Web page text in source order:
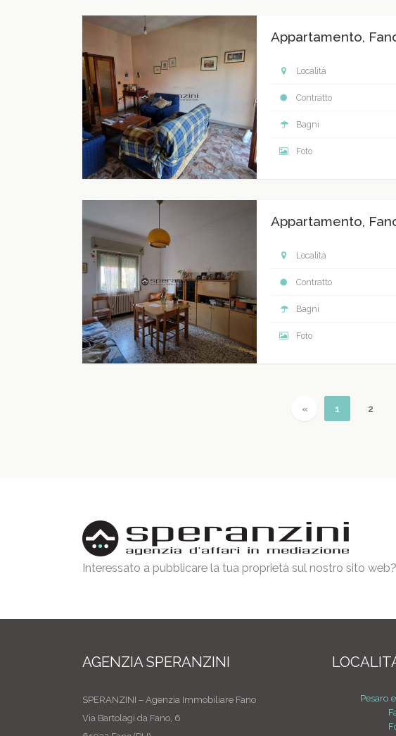
Appartamento,
Località
Contratto
Bagni
Foto
Appartamento,
Località
Contratto
Bagni
Foto
« Previous
1 (current)
2
Interessato a pubblicare la tua proprietà sul nostro sito web?
AGENZIA SPERANZINI
SPERANZINI – Agenzia Immobiliare Fano
Via Bartolagi da Fano, 6
Pesaro